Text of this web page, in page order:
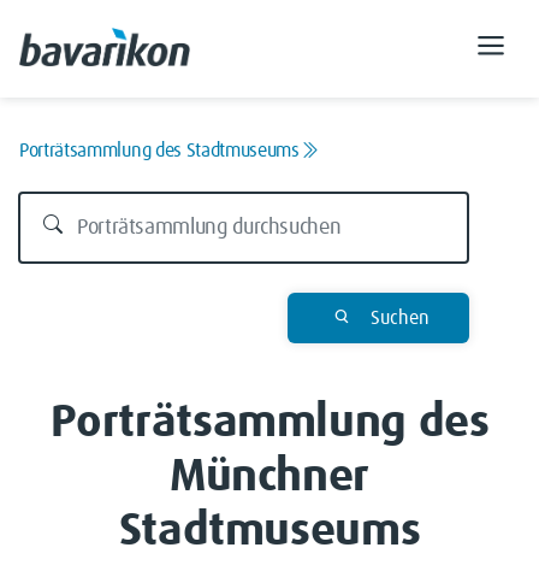
Porträtsammlung des Stadtmuseums
Suchen
Porträtsammlung des
Münchner
Stadtmuseums